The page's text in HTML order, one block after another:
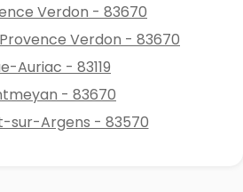
Verdon - 83670
Verdon - 83670
Auriac - 83119
- 83670
sur-Argens - 83570